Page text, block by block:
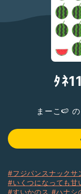
ﾀﾈ
まーこ🍉
#フジパンスナックサ
#いくつになっても甘
#すいかのス #ハナシ